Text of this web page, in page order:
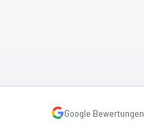
Google Bewertungen